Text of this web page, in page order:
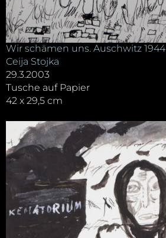
Wir schämen uns. Auschwitz 1944
Ceija Stojka
29.3.2003
Tusche auf Papier
42 x 29,5 cm